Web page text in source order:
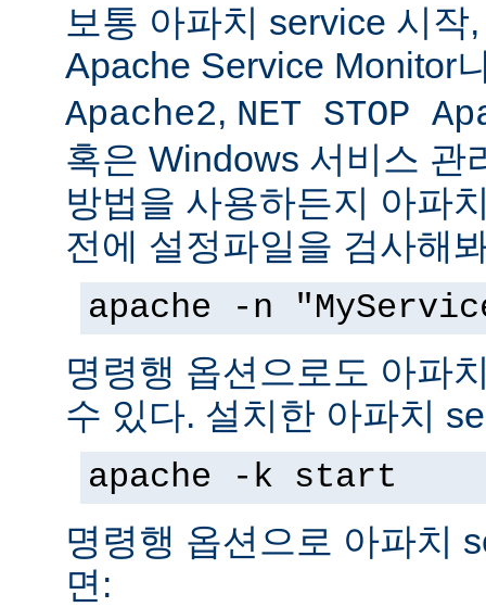
보통 아파치 service 시작
Apache Service Monitor
Apache2, NET STOP
혹은 Windows 서비스 관
방법을 사용하든지 아파
전에 설정파일을 검사해
apache -n
명령행 옵션으로도 아파
수 있다. 설치한 아파치
apache -k start
명령행 옵션으로 아파치
면: